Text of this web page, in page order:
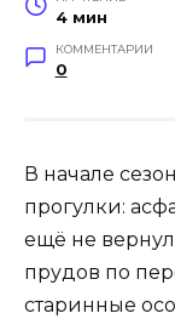
4 мин
КОММЕНТАРИИ
0
В начале
прогулки:
ещё не
прудов по
старинные